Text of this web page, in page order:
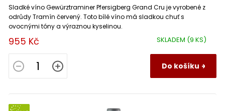
SKLADEM (9 KS)
955 Kč
Do košíku
Sladké víno Gewürztraminer Pfersigberg Grand Cru je vyrobené z
odrůdy Tramín červený. Toto bílé víno má sladkou chuť s
ovocnými tóny a výraznou kyselinou.